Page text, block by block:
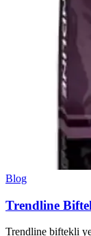
Blog
Trendline
Trendline biftekli